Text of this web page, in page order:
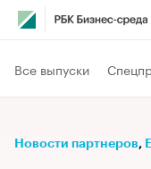
Все выпуски
Новости партнеров⁠,